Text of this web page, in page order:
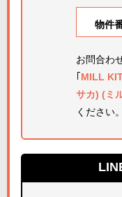
物件
お問合わ
MILL
サカ) (ミ
ください。